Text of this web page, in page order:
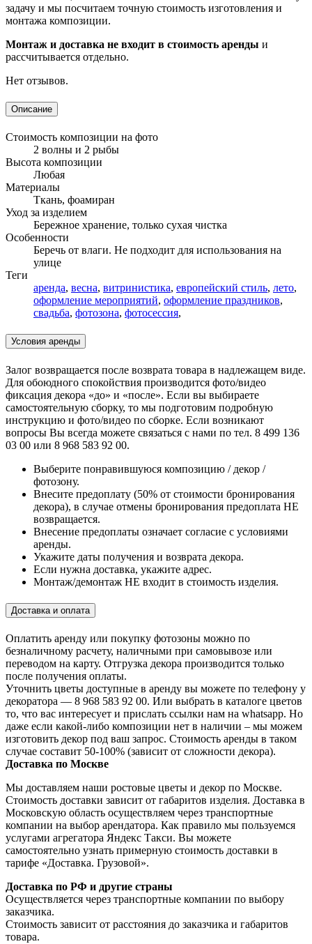
задачу и мы посчитаем точную стоимость изготовления и
монтажа композиции.
Монтаж и доставка не входит в стоимость аренды и
рассчитывается отдельно.
Нет отзывов.
Описание
Стоимость композиции на фото
2 волны и 2 рыбы
Высота композиции
Любая
Материалы
Ткань, фоамиран
Уход за изделием
Бережное хранение, только сухая чистка
Особенности
Беречь от влаги. Не подходит для использования на
улице
Теги
аренда, весна, витринистика, европейский стиль, лето,
оформление мероприятий, оформление праздников,
свадьба, фотозона, фотосессия,
Условия аренды
Залог возвращается после возврата товара в надлежащем виде.
Для обоюдного спокойствия производится фото/видео
фиксация декора «до» и «после». Если вы выбираете
самостоятельную сборку, то мы подготовим подробную
инструкцию и фото/видео по сборке. Если возникают
вопросы Вы всегда можете связаться с нами по тел. 8 499 136
03 00 или 8 968 583 92 00.
Выберите понравившуюся композицию / декор /
фотозону.
Внесите предоплату (50% от стоимости бронирования
декора), в случае отмены бронирования предоплата НЕ
возвращается.
Внесение предоплаты означает согласие с условиями
аренды.
Укажите даты получения и возврата декора.
Если нужна доставка, укажите адрес.
Монтаж/демонтаж НЕ входит в стоимость изделия.
Доставка и оплата
Оплатить аренду или покупку фотозоны можно по
безналичному расчету, наличными при самовывозе или
переводом на карту. Отгрузка декора производится только
после получения оплаты.
Уточнить цветы доступные в аренду вы можете по телефону у
декоратора — 8 968 583 92 00. Или выбрать в каталоге цветов
то, что вас интересует и прислать ссылки нам на whatsapp. Но
даже если какой-либо композиции нет в наличии – мы можем
изготовить декор под ваш запрос. Стоимость аренды в таком
случае составит 50-100% (зависит от сложности декора).
Доставка по Москве
Мы доставляем наши ростовые цветы и декор по Москве.
Стоимость доставки зависит от габаритов изделия. Доставка в
Московскую область осуществляем через транспортные
компании на выбор арендатора. Как правило мы пользуемся
услугами агрегатора Яндекс Такси. Вы можете
самостоятельно узнать примерную стоимость доставки в
тарифе «Доставка. Грузовой».
Доставка по РФ и другие страны
Осуществляется через транспортные компании по выбору
заказчика.
Стоимость зависит от расстояния до заказчика и габаритов
товара.